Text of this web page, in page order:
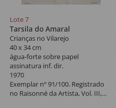
Lote 7
Tarsila do Amaral
Crianças no Vilarejo
40 x 34 cm
água-forte sobre papel
assinatura inf. dir.
1970
Exemplar nº 91/100. Registrado
no Raisonné da Artista, Vol. III,